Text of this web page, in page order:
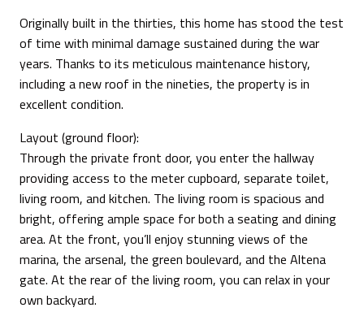
Originally built in the thirties, this home has stood the test
of time with minimal damage sustained during the war
years. Thanks to its meticulous maintenance history,
including a new roof in the nineties, the property is in
excellent condition.
Layout (ground floor):
Through the private front door, you enter the hallway
providing access to the meter cupboard, separate toilet,
living room, and kitchen. The living room is spacious and
bright, offering ample space for both a seating and dining
area. At the front, you’ll enjoy stunning views of the
marina, the arsenal, the green boulevard, and the Altena
gate. At the rear of the living room, you can relax in your
own backyard.